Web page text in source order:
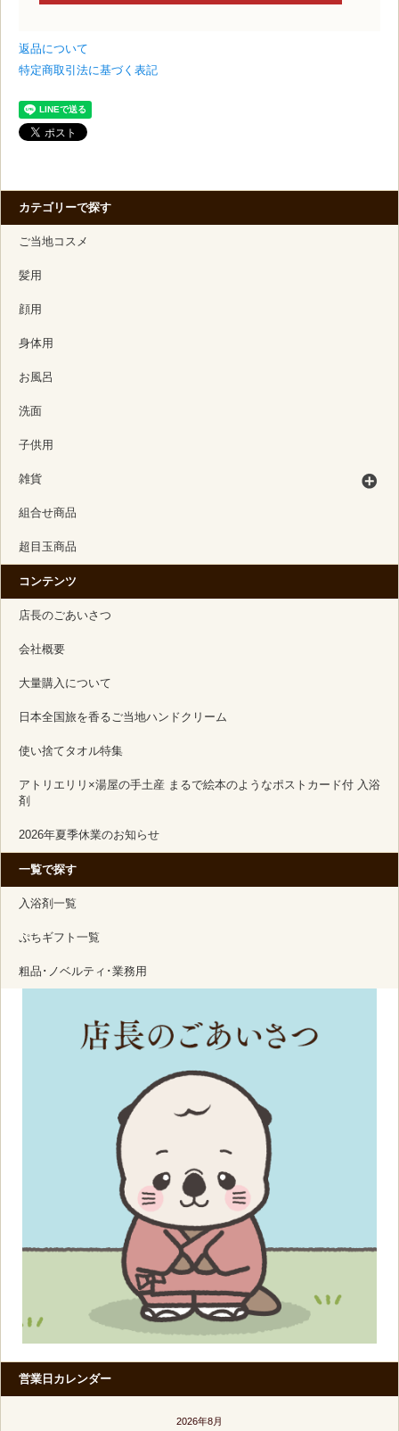
返品について
特定商取引法に基づく表記
カテゴリーで探す
ご当地コスメ
髪用
顔用
身体用
お風呂
洗面
子供用
雑貨
組合せ商品
超目玉商品
コンテンツ
店長のごあいさつ
会社概要
大量購入について
日本全国旅を香るご当地ハンドクリーム
使い捨てタオル特集
アトリエリリ×湯屋の手土産 まるで絵本のようなポストカード付 入浴
剤
2026年夏季休業のお知らせ
一覧で探す
入浴剤一覧
ぷちギフト一覧
粗品･ノベルティ･業務用
営業日カレンダー
2026年8月